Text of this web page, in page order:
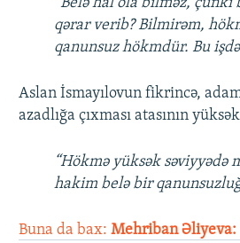
qərar verib? Bilmirəm,
qanunsuz hökmdür. Bu
Aslan İsmayılovun fikrincə,
azadlığa çıxması atasının
“Hökmə yüksək səviyyədə
hakim belə bir
Buna da bax:Mehriban Əliyeva: